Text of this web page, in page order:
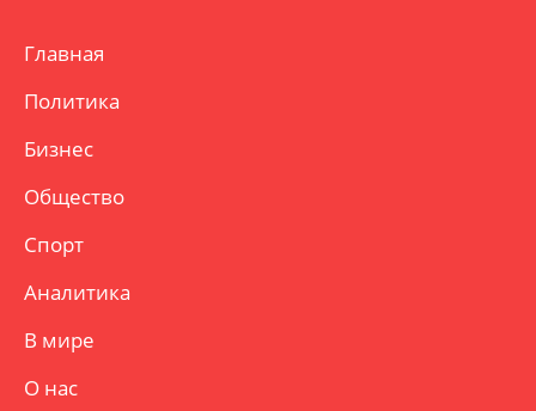
Главная
Политика
Бизнес
Общество
Спорт
Аналитика
В мире
О нас